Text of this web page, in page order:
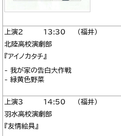
2 13:30
福井
北陸高校演劇部
『アイノカタチ』
- 我が家の告白大作戦
- 緑黄色野菜
3 14:50
福井
羽水高校演劇部
『友情絵具』